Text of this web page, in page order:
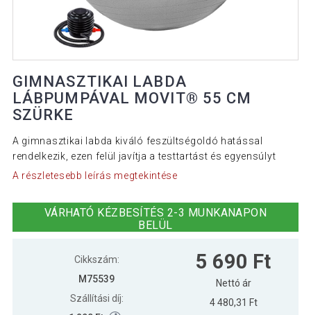
GIMNASZTIKAI LABDA
LÁBPUMPÁVAL MOVIT® 55 CM
SZÜRKE
A gimnasztikai labda kiváló feszültségoldó hatással
rendelkezik, ezen felül javítja a testtartást és egyensúlyt
A részletesebb leírás megtekintése
VÁRHATÓ KÉZBESÍTÉS 2-3 MUNKANAPON
BELÜL
Cikkszám:
M75539
Szállítási díj:
5 690 Ft
Nettó ár
4 480,31 Ft